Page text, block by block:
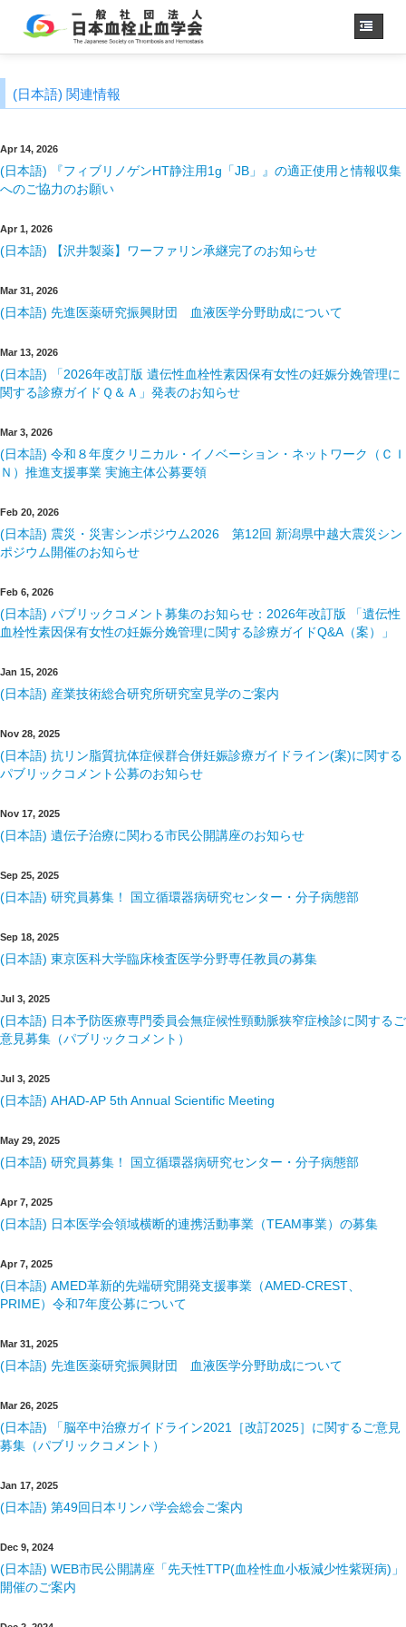
About us
Official Journal
Next Annual Congress
APSTH-JSTH Joint Symposium
Next SSC Symposium
(日本語) 関連情報
Apr 14, 2026
(日本語) 『フィブリノゲンHT静注用1g「JB」』の適正使用と情報収集
へのご協力のお願い
Apr 1, 2026
(日本語) 【沢井製薬】ワーファリン承継完了のお知らせ
Mar 31, 2026
(日本語) 先進医薬研究振興財団 血液医学分野助成について
Mar 13, 2026
(日本語) 「2026年改訂版 遺伝性血栓性素因保有女性の妊娠分娩管理に
関する診療ガイドＱ＆Ａ」発表のお知らせ
Mar 3, 2026
(日本語) 令和８年度クリニカル・イノベーション・ネットワーク（ＣＩ
Ｎ）推進支援事業 実施主体公募要領
Feb 20, 2026
(日本語) 震災・災害シンポジウム2026 第12回 新潟県中越大震災シン
ポジウム開催のお知らせ
Feb 6, 2026
(日本語) パブリックコメント募集のお知らせ：2026年改訂版 「遺伝性
血栓性素因保有女性の妊娠分娩管理に関する診療ガイドQ&A（案）」
Jan 15, 2026
(日本語) 産業技術総合研究所研究室見学のご案内
Nov 28, 2025
(日本語) 抗リン脂質抗体症候群合併妊娠診療ガイドライン(案)に関する
パブリックコメント公募のお知らせ
Nov 17, 2025
(日本語) 遺伝子治療に関わる市民公開講座のお知らせ
Sep 25, 2025
(日本語) 研究員募集！ 国立循環器病研究センター・分子病態部
Sep 18, 2025
(日本語) 東京医科大学臨床検査医学分野専任教員の募集
Jul 3, 2025
(日本語) 日本予防医療専門委員会無症候性頸動脈狭窄症検診に関するご
意見募集（パブリックコメント）
Jul 3, 2025
(日本語) AHAD-AP 5th Annual Scientific Meeting
May 29, 2025
(日本語) 研究員募集！ 国立循環器病研究センター・分子病態部
Apr 7, 2025
(日本語) 日本医学会領域横断的連携活動事業（TEAM事業）の募集
Apr 7, 2025
(日本語) AMED革新的先端研究開発支援事業（AMED-CREST、
PRIME）令和7年度公募について
Mar 31, 2025
(日本語) 先進医薬研究振興財団 血液医学分野助成について
Mar 26, 2025
(日本語) 「脳卒中治療ガイドライン2021［改訂2025］に関するご意見
募集（パブリックコメント）
Jan 17, 2025
(日本語) 第49回日本リンパ学会総会ご案内
Dec 9, 2024
(日本語) WEB市民公開講座「先天性TTP(血栓性血小板減少性紫斑病)」
開催のご案内